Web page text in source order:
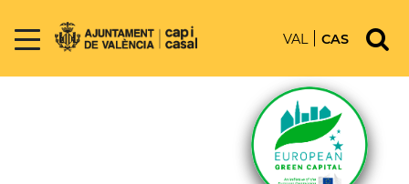
VAL CAS